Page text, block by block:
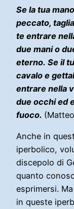
Se la tua
peccato,
te entrare
due mani o
eterno. Se il
cavalo e
entrare nella
due occhi ed
fuoco.
Anche in
iperbolico,
discepolo di
quanto
esprimersi.
in queste